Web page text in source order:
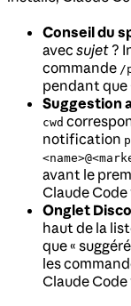
Conseil du
avec sujet ?
commande /
pendant que
Suggestion
cwd
notification
avant le
Claude Code
Onglet
haut de la
que «
les
Claude Code